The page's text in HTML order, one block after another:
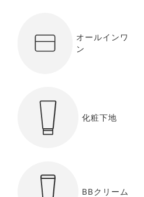
オールインワ
ン
化粧下地
BBクリーム